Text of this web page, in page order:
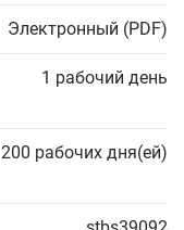
Электронный (PDF)
1 рабочий день
200 рабочих дня(ей)